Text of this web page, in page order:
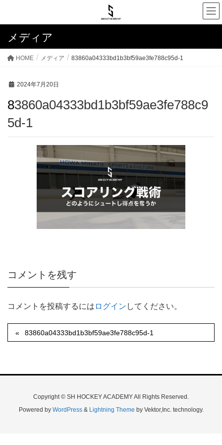
メディア
HOME メディア 83860a04333bd1b3bf59ae3fe788c95d-1
2024年7月20日
83860a04333bd1b3bf59ae3fe788c9
5d-1
コメントを残す
コメントを投稿するには ログイン してください。
83860a04333bd1b3bf59ae3fe788c95d-1
Copyright © SH HOCKEY ACADEMY All Rights Reserved.
Powered by WordPress& Lightning Theme by Vektor,Inc. technology.